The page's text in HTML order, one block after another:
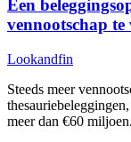
Een
vennootschap te
Lookandfin
Steeds meer
meer dan €60